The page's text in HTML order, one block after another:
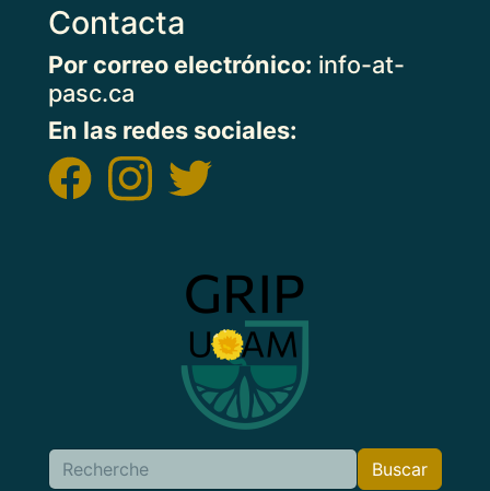
Contacta
Por correo electrónico: info-at-
pasc.ca
En las redes sociales:
Buscar Buscar